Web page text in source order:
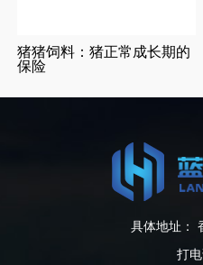
猪猪饲料：猪正常成长期的
保险
具体地址：
打电